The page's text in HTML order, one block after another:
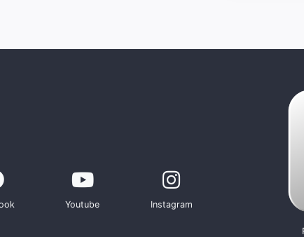
Youtube Instagram